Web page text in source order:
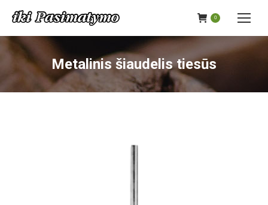
0
Metalinis šiaudelis tiesūs